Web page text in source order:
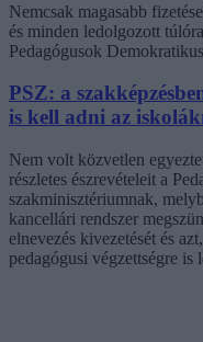
Nemcsak magasabb
és minden ledolgozott
Pedagógusok
PSZ: a
is kell adni az
Nem volt közvetlen
részletes észrevételeit a
szakminisztériumnak,
kancellári rendszer
elnevezés kivezetését és
pedagógusi végzettségre is